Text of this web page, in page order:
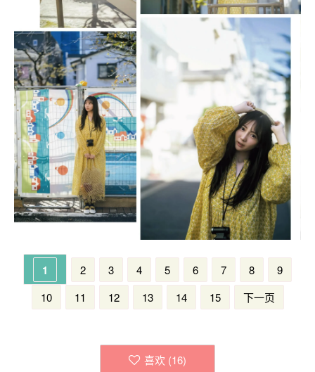
1 2 3 4 5 6 7 8
9
10
11 12 13 14 15 下一页
喜欢 (16)